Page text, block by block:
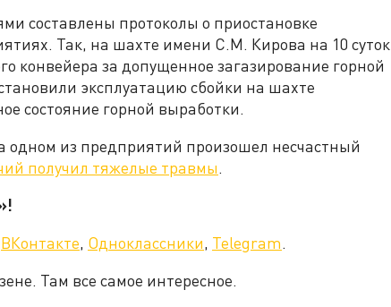
составлены протоколы о приостановке
Так, на шахте имени С.М. Кирова на 10 суток
конвейера за допущенное загазирование горной
эксплуатацию сбойки на шахте
состояние горной выработки.
одном из предприятий произошел несчастный
получил тяжелые травмы.
ВКонтакте, Одноклассники, Telegram.
Там все самое интересное.